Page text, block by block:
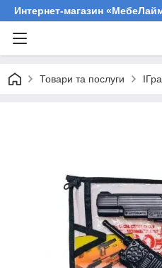
Интернет-магазин
Товари та послуги